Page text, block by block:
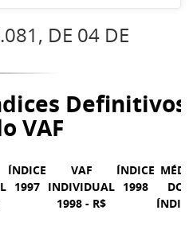
DE 04 DE
Definitivos
VAF
ÍNDICE
1997
VAF
INDIVIDUAL
1998 - R$
ÍNDICE
1998
DOS